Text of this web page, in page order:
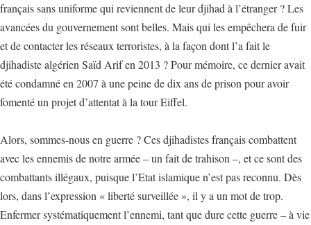
français sans uniforme qui reviennent de leur djihad à l’étranger ? Les
avancées du gouvernement sont belles. Mais qui les empêchera de fuir
et de contacter les réseaux terroristes, à la façon dont l’a fait le
djihadiste algérien Saïd Arif en 2013 ? Pour mémoire, ce dernier avait
été condamné en 2007 à une peine de dix ans de prison pour avoir
fomenté un projet d’attentat à la tour Eiffel.
Alors, sommes-nous en guerre ? Ces djihadistes français combattent
avec les ennemis de notre armée – un fait de trahison –, et ce sont des
combattants illégaux, puisque l’Etat islamique n’est pas reconnu. Dès
lors, dans l’expression « liberté surveillée », il y a un mot de trop.
Enfermer systématiquement l’ennemi, tant que dure cette guerre – à vie